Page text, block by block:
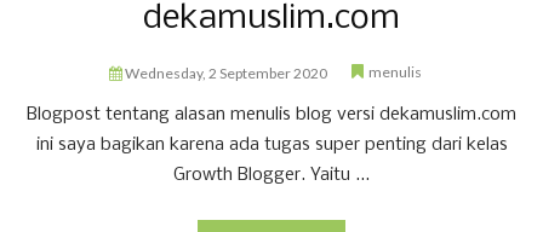
dekamuslim.com
Wednesday, 2 September 2020 menulis
Blogpost tentang alasan menulis blog versi dekamuslim.com
ini saya bagikan karena ada tugas super penting dari kelas
Growth Blogger. Yaitu ...